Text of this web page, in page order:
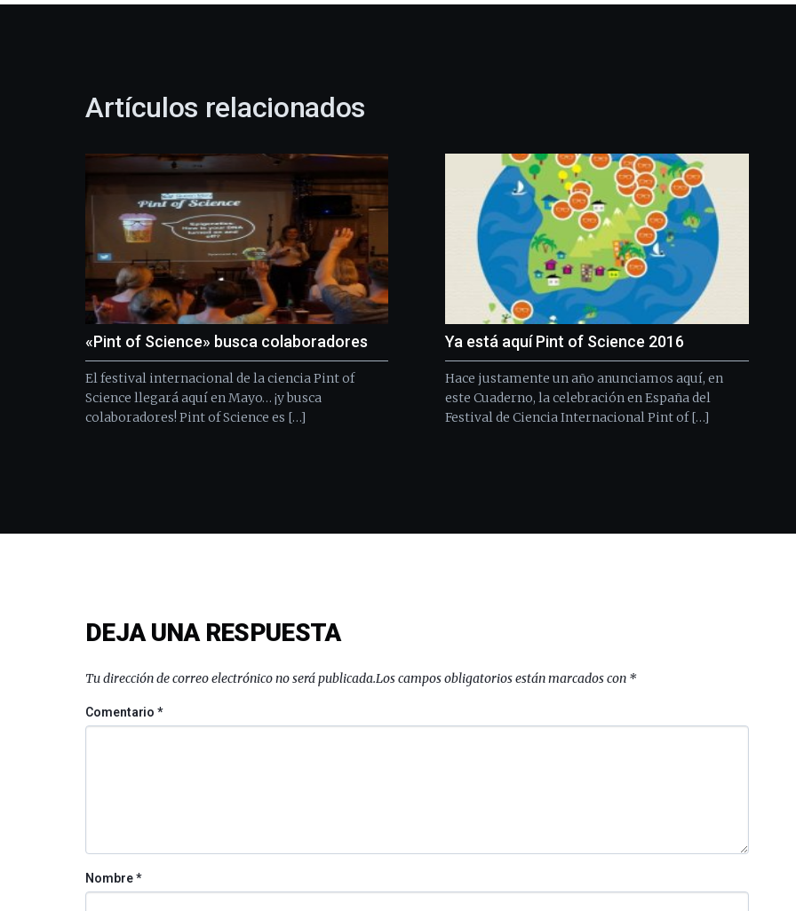
Artículos relacionados
«Pint of Science» busca colaboradores
El festival internacional de la ciencia Pint of
Science llegará aquí en Mayo… ¡y busca
colaboradores! Pint of Science es […]
Ya está aquí Pint of Science 2016
Hace justamente un año anunciamos aquí, en
este Cuaderno, la celebración en España del
Festival de Ciencia Internacional Pint of […]
DEJA UNA RESPUESTA
Tu dirección de correo electrónico no será publicada.Los campos obligatorios están marcados con *
Comentario*
Nombre*